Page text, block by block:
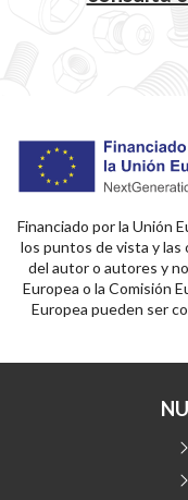
Financiado por la Unión
los puntos de vista y las
del autor o autores y
Europea o la Comisión
Europea pueden ser